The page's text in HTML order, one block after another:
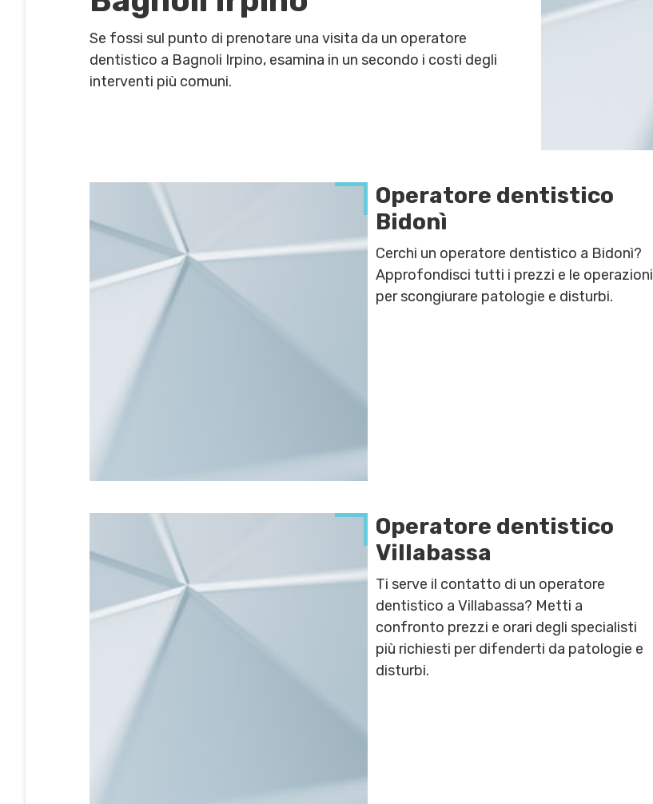
Se fossi sul punto di prenotare una visita da un operatore
dentistico a Bagnoli Irpino, esamina in un secondo i costi degli
interventi più comuni.
Operatore dentistico
Bidonì
Cerchi un operatore dentistico a Bidonì?
Approfondisci tutti i prezzi e le operazioni
per scongiurare patologie e disturbi.
Operatore dentistico
Villabassa
Ti serve il contatto di un operatore
dentistico a Villabassa? Metti a
confronto prezzi e orari degli specialisti
più richiesti per difenderti da patologie e
disturbi.